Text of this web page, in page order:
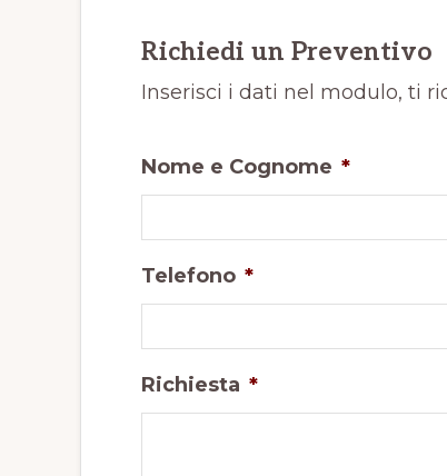
Richiedi un Preventivo
Inserisci i dati nel modulo, ti
Nome e Cognome *
Telefono *
Richiesta *